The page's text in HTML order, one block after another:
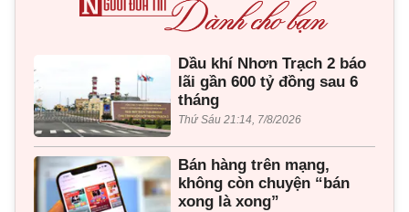
Dầu khí Nhơn Trạch 2 báo
lãi gần 600 tỷ đồng sau 6
tháng
Thứ Sáu 21:14, 7/8/2026
Bán hàng trên mạng,
không còn chuyện “bán
xong là xong”